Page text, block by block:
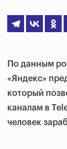
По данным
«Яндекс»
который
каналам в
человек